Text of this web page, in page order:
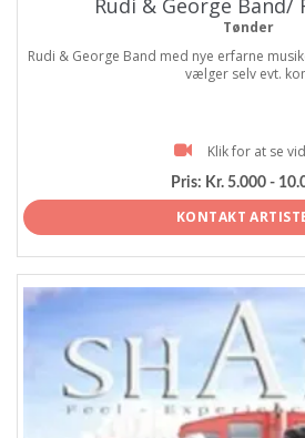
Rudi & George Band/
Tønder
Rudi & George Band med nye erfarne
vælger selv evt.
Klik for at se
Pris: Kr. 5.000 -
KONTAKT